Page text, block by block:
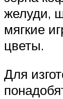
желуди,
мягкие
цветы.
Для